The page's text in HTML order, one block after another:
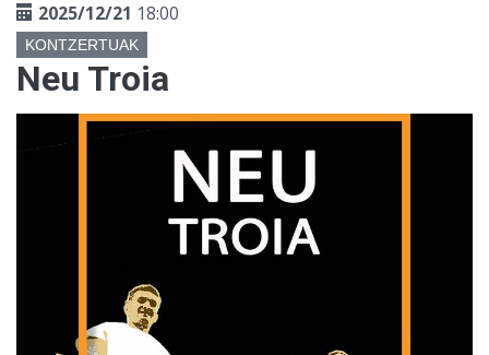
2025/12/21 18:00
KONTZERTUAK
Neu Troia